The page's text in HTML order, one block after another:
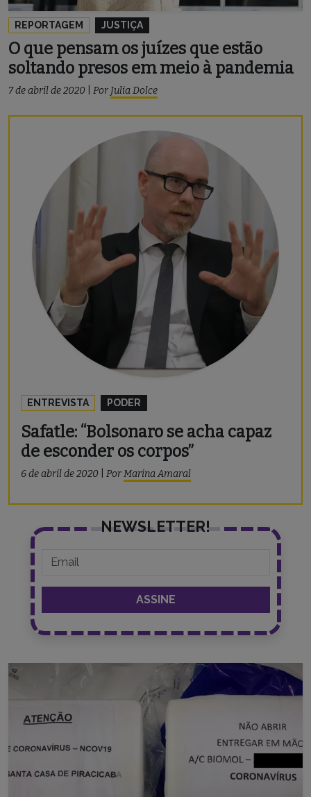
REPORTAGEM JUSTIÇA
O que pensam os juízes que estão
soltando presos em meio à pandemia
7 de abril de 2020 Por Julia Dolce
ENTREVISTA PODER
Safatle: “Bolsonaro se acha capaz
de esconder os corpos”
6 de abril de 2020 PorMarina Amaral
NEWSLETTER!